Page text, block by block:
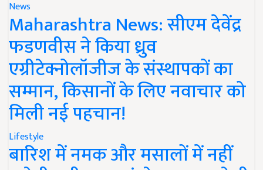
News
Maharashtra News: सीएम देवेंद्र
फडणवीस ने किया ध्रुव
एग्रीटेक्नोलॉजीज के संस्थापकों का
सम्मान, किसानों के लिए नवाचार को
मिली नई पहचान!
Lifestyle
बारिश में नमक और मसालों में नहीं